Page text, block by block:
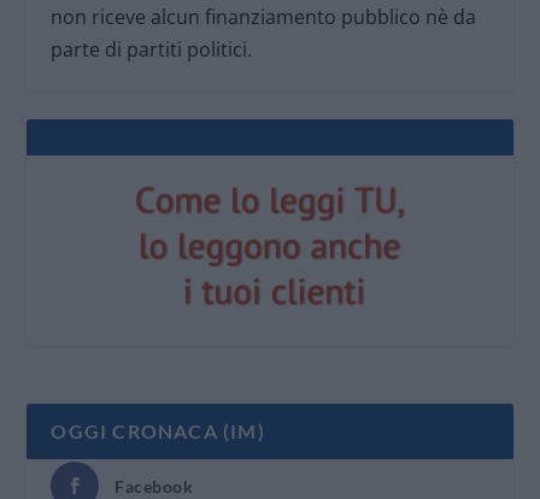
non riceve alcun finanziamento pubblico nè da
parte di partiti politici.
OGGI CRONACA (IM)
Facebook